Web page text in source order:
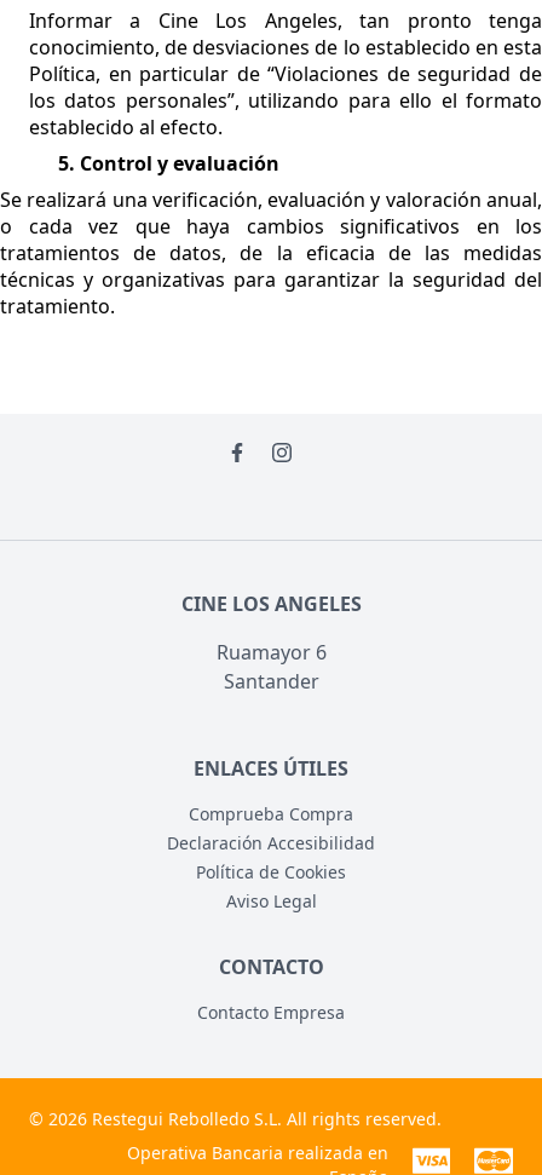
Informar a Cine Los Angeles, tan pronto tenga
conocimiento, de desviaciones de lo establecido en esta
Política, en particular de “Violaciones de seguridad de
los datos personales”, utilizando para ello el formato
establecido al efecto.
5. Control y evaluación
Se realizará una verificación, evaluación y valoración anual,
o cada vez que haya cambios significativos en los
tratamientos de datos, de la eficacia de las medidas
técnicas y organizativas para garantizar la seguridad del
tratamiento.
CINE LOS ANGELES
Ruamayor 6
Santander
ENLACES ÚTILES
Comprueba Compra
Declaración Accesibilidad
Política de Cookies
Aviso Legal
CONTACTO
Contacto Empresa
© 2026 Restegui Rebolledo S.L. All rights reserved.
Operativa Bancaria realizada en